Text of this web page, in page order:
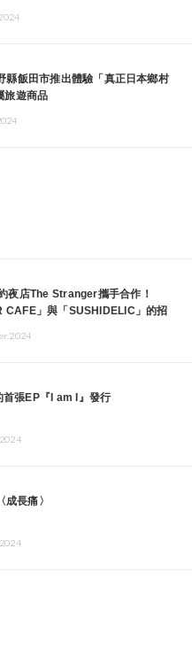
縣飯田市推出體驗「真正日本鄉村
旅遊商品
夜店The Stranger攜手合作！
CAFE」與「SUSHIDELIC」的招
張EP『I am I』發行
長痛〉